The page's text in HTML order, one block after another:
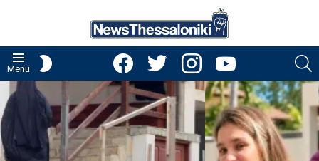
Menu
facebooktwitter instagramyoutube
LATEST
STORIES